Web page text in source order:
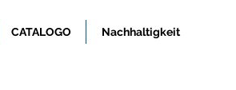
CATALOGO Nachhaltigkeit